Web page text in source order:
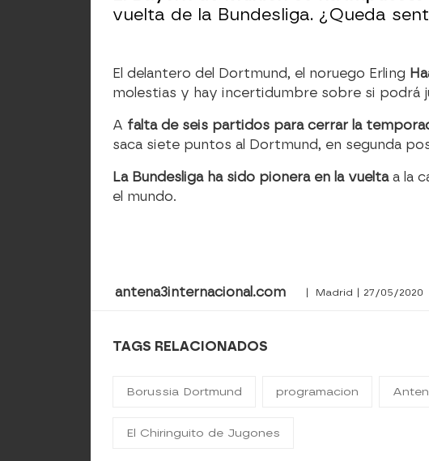
vuelta de la Bundesliga. ¿Queda
El delantero del Dortmund, el noruego Erling
molestias y hay incertidumbre sobre si podrá
A falta de seis partidos para cerrar la
saca siete puntos al Dortmund, en segunda
La Bundesliga ha sido pionera en la vueltaa la
el mundo.
antena3internacional.com | Madrid | 27/05/2020
TAGS RELACIONADOS
Borussia Dortmund programacion
El Chiringuito de Jugones